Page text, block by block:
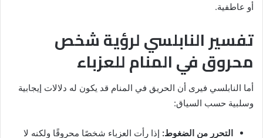
أو عاطفية.
تفسير النابلسي لرؤية شخص
محروق في المنام للعزباء
أما النابلسي فيرى أن الحريق في المنام قد يكون له دلالات إيجابية
وسلبية حسب السياق:
التحرر من الضغوط: إذا رأت العزباء شخصًا محروقًا ولكنه لا